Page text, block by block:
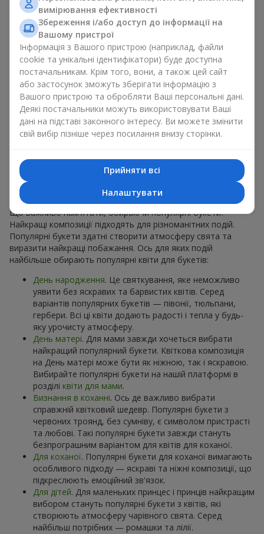
для будь-якого віку і статі, а їх склад можна
адаптувати під будь-який захід.
Масові квіткові уподобання. Півонії, тюльпани,
ромашки — популярні букети, що залишаються
привабливими для покупців. Вони не тільки мають
чудовий вигляд. Такі популярні букети відображають
атмосферу свіжості та природної краси.
Популярні квіти для букетів часто змінюються залежно від
пори року, але ці класичні популярні букети завжди
залишаються в списку тих що мають найбільший попит.
Якщо ви хочете бути впевненими у своєму виборі,
звертайтесь до цих перевірених часом популярних квітів.
Для яких подій в м. Затока
обирають популярні букети
Що важливо пам’ятати, обираючи популярні букети?
Найкращі композиції підходять для різноманітних подій.
Популярні букети здатні створити атмосферу свята та
виразити найкращі побажання. Ось для яких подій
найбільше обирають популярні квіти для букетів:
День народження. Це святкування, яке неможливо
уявити без яскравих та барвистих квітів. Серед
варіантів популярних букетів — півонії, тюльпани,
гербери. Всі ці квіти додають радості і тепла у будь-
яку урочисту атмосферу.
День матері. Для мами завжди хочеться вибрати
найкращий популярний букети. Квіткова композиція
на День матері може бути як ніжною, так і яскравою.
Вибирайте популярні букети на нашій платформі в
розділі квіти для мами.
Визнання в коханні. Ось де важливо вибрати
справжній квітковий шедевр. Популярні букети з
червоних троянд, без сумніву, є символом пристрасті
та любові. Такі популярні букети завжди стануть
безпрограшним варіантом для квітів для коханої.
Для коханої. Популярні букети для коханої вимагають
особливого підходу — яскраві та ніжні композиції, що
підкреслюють емоційний зв'язок.
Для дітей. Для маленьких принцес і принців найкращим
вибором стануть популярні букети з квітів, які
створюють атмосферу чарівного свята. Серед
найбільш потрібних — ромашки та лілії.
вимірювання ефективності
Збереження і/або доступ до інформації на
Вашому пристрої
Інформація з Вашого пристрою (наприклад, файли
cookie та унікальні ідентифікатори) буде доступна
постачальникам. Крім того, вони, а також цей сайт
або застосунок зможуть зберігати інформацію з
Вашого пристрою та обробляти Ваші персональні дані.
Деякі постачальники можуть використовувати Ваші
дані на підставі законного інтересу. Ви можете змінити
свій вибір пізніше через посилання внизу сторінки.
Прийняти всі
Налаштувати